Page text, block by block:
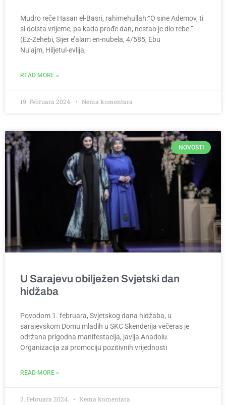
Mudro reče Hasan el-Basri, rahimehullah:“O sine Ademov, ti
si doista vrijeme, pa kada prođe dan, nestao je dio tebe.”
(Ez-Zehebi, Sijer e’alam en-nubela, 4/585, Ebu
Nu’ajm, Hiljetul-evlija,
READ MORE »
19. Februara 2024. Nema komentara
NOVOSTI
U Sarajevu obilježen Svjetski dan
hidžaba
Povodom 1. februara, Svjetskog dana hidžaba, u
sarajevskom Domu mladih u SKC Skenderija večeras je
održana prigodna manifestacija, javlja Anadolu.
Organizacija za promociju pozitivnih vrijednosti
READ MORE »
2. Februara 2024. Nema komentara